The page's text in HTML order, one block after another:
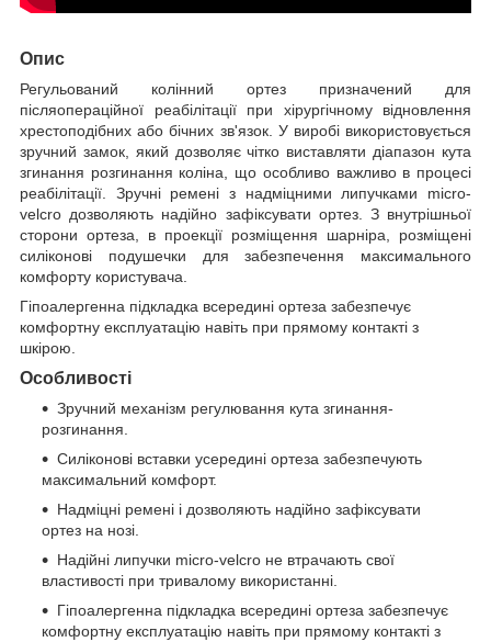
Опис
Регульований колінний ортез призначений для
післяопераційної реабілітації при хірургічному відновлення
хрестоподібних або бічних зв'язок. У виробі використовується
зручний замок, який дозволяє чітко виставляти діапазон кута
згинання розгинання коліна, що особливо важливо в процесі
реабілітації. Зручні ремені з надміцними липучками micro-
velcro дозволяють надійно зафіксувати ортез. З внутрішньої
сторони ортеза, в проекції розміщення шарніра, розміщені
силіконові подушечки для забезпечення максимального
комфорту користувача.
Гіпоалергенна підкладка всередині ортеза забезпечує
комфортну експлуатацію навіть при прямому контакті з
шкірою.
Особливості
Зручний механізм регулювання кута згинання-
розгинання.
Силіконові вставки усередині ортеза забезпечують
максимальний комфорт.
Надміцні ремені і дозволяють надійно зафіксувати
ортез на нозі.
Надійні липучки micro-velcro не втрачають свої
властивості при тривалому використанні.
Гіпоалергенна підкладка всередині ортеза забезпечує
комфортну експлуатацію навіть при прямому контакті з